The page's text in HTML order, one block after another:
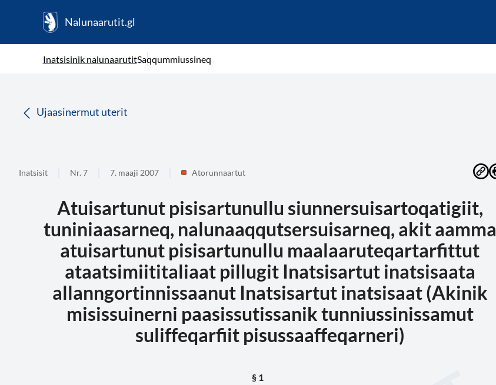
Nalunaarutit.gl
Inatsisinik nalunaarutitSaqqummiussineq
Ujaasinermut uterit
Inatsisit Nr. 7 7. maaji 2007 Atorunnaartut
Atuisartunut pisisartunullu siunnersuisartoqatigiit,
tuniniaasarneq, nalunaaqqutsersuisarneq, akit aamma
atuisartunut pisisartunullu maalaaruteqartarfittut
ataatsimiititaliaat pillugit Inatsisartut inatsisaata
allanngortinnissaanut Inatsisartut inatsisaat (Akinik
misissuinerni paasissutissanik tunniussinissamut
suliffeqarfiit pisussaaffeqarneri)
§ 1